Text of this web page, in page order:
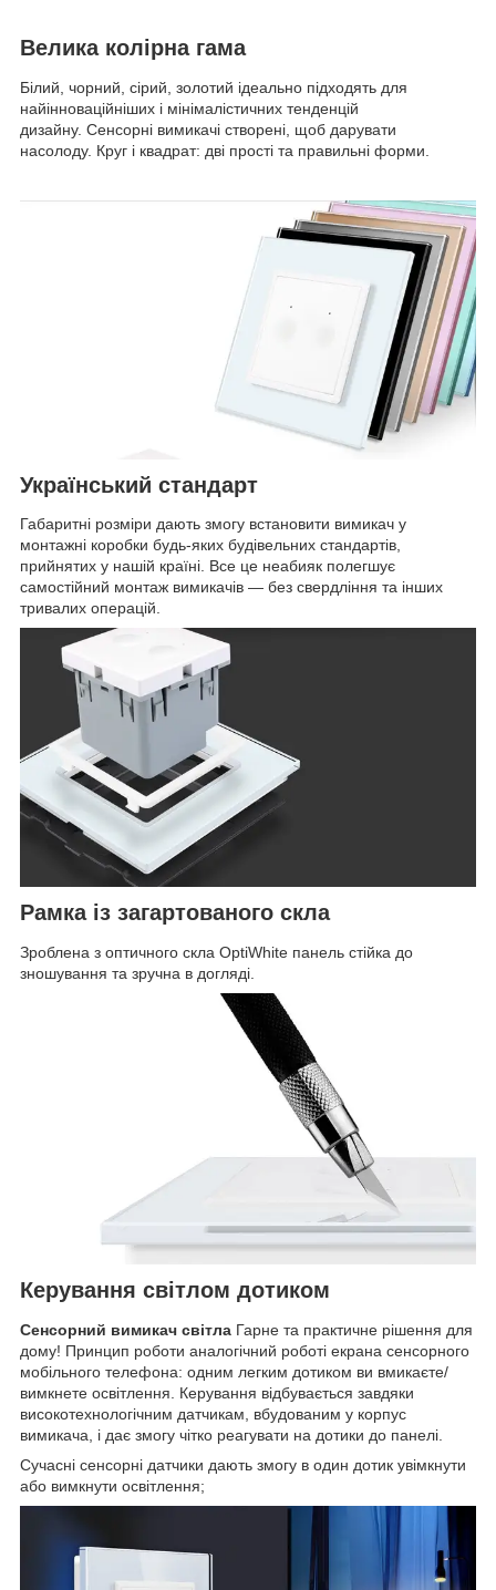
Велика колірна гама
Білий, чорний, сірий, золотий ідеально підходять для
найінноваційніших і мінімалістичних тенденцій
дизайну. Сенсорні вимикачі створені, щоб дарувати
насолоду. Круг і квадрат: дві прості та правильні форми.
Український стандарт
Габаритні розміри дають змогу встановити вимикач у
монтажні коробки будь-яких будівельних стандартів,
прийнятих у нашій країні. Все це неабияк полегшує
самостійний монтаж вимикачів — без свердління та інших
тривалих операцій.
Рамка із загартованого скла
Зроблена з оптичного скла OptiWhite панель стійка до
зношування та зручна в догляді.
Керування світлом дотиком
Сенсорний вимикач світла Гарне та практичне рішення для
дому! Принцип роботи аналогічний роботі екрана сенсорного
мобільного телефона: одним легким дотиком ви вмикаєте/
вимкнете освітлення. Керування відбувається завдяки
високотехнологічним датчикам, вбудованим у корпус
вимикача, і дає змогу чітко реагувати на дотики до панелі.
Сучасні сенсорні датчики дають змогу в один дотик увімкнути
або вимкнути освітлення;